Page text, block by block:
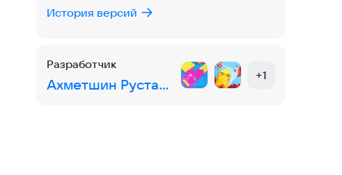
История версий
Разработчик
Ахметшин Рустам Гумарович
+1